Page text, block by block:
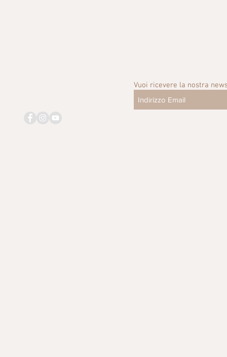
Vuoi ricevere la nostra